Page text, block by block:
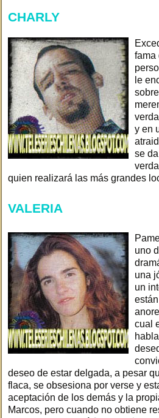
CHARLY
fama
le
y en
se
quien realizará las más grandes
VALERIA
uno
una
un
cual
deseo de estar delgada, a pesar
flaca, se obsesiona por verse y
aceptación de los demás y la
Marcos, pero cuando no obtiene